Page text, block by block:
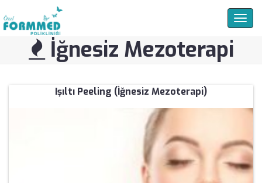
İğnesiz Mezoterapi
Işıltı Peeling (İğnesiz Mezoterapi)